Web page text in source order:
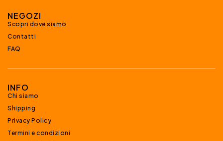
NEGOZI
Scopri dove siamo
Contatti
FAQ
INFO
Chi siamo
Shipping
Privacy Policy
Termini e condizioni